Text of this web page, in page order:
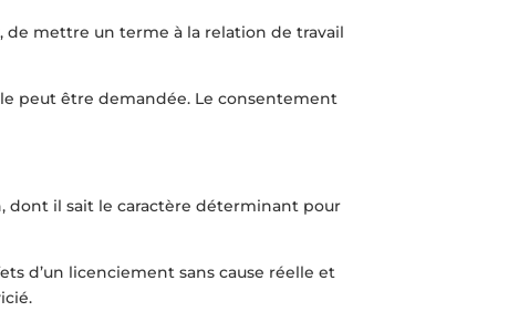
de mettre un terme à la relation de travail
peut être demandée. Le consentement
dont il sait le caractère déterminant pour
d’un licenciement sans cause réelle et